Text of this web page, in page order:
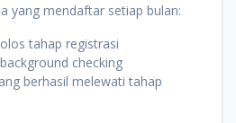
yang mendaftar setiap bulan:
tahap registrasi
checking
berhasil melewati tahap